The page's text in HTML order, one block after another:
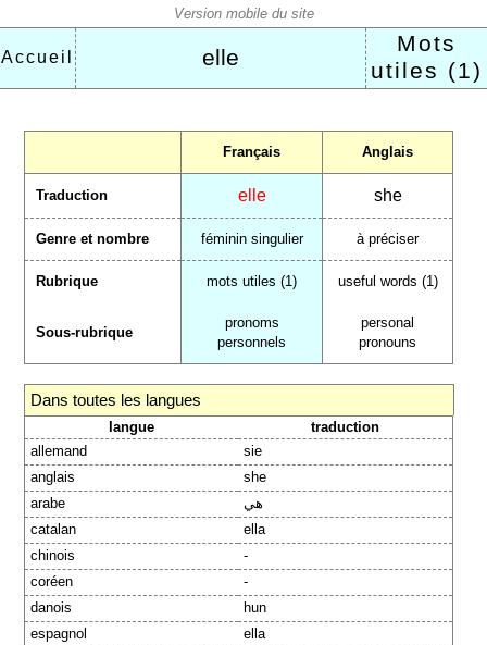
Accueil elle
Mots
utiles (1)
Français Anglais
Traduction elle she
Genre et nombre féminin singulier à préciser
Rubrique mots utiles (1) useful words (1)
Sous-rubrique
pronoms
personnels
personal
pronouns
Dans toutes les langues
langue
traduction
allemand
sie
anglais
she
arabe
هي
catalan
ella
chinois
-
coréen
-
danois
hun
espagnol
ella